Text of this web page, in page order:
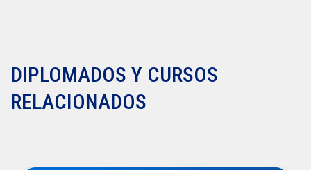
DIPLOMADOS Y CURSOS
RELACIONADOS